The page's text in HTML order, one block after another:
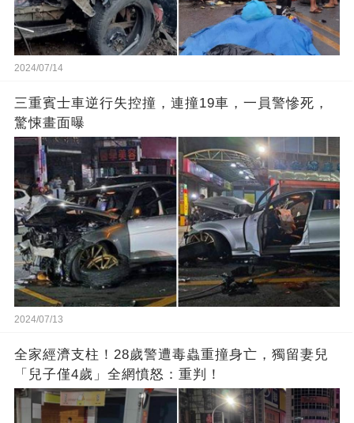
2024/07/14
三重賓士車逆行失控撞，連撞19車，一員警慘死，
驚悚畫面曝
2024/07/13
全家經濟支柱！28歲警遭毒蟲重撞身亡，獨留妻兒
「兒子僅4歲」全網憤怒：重判！